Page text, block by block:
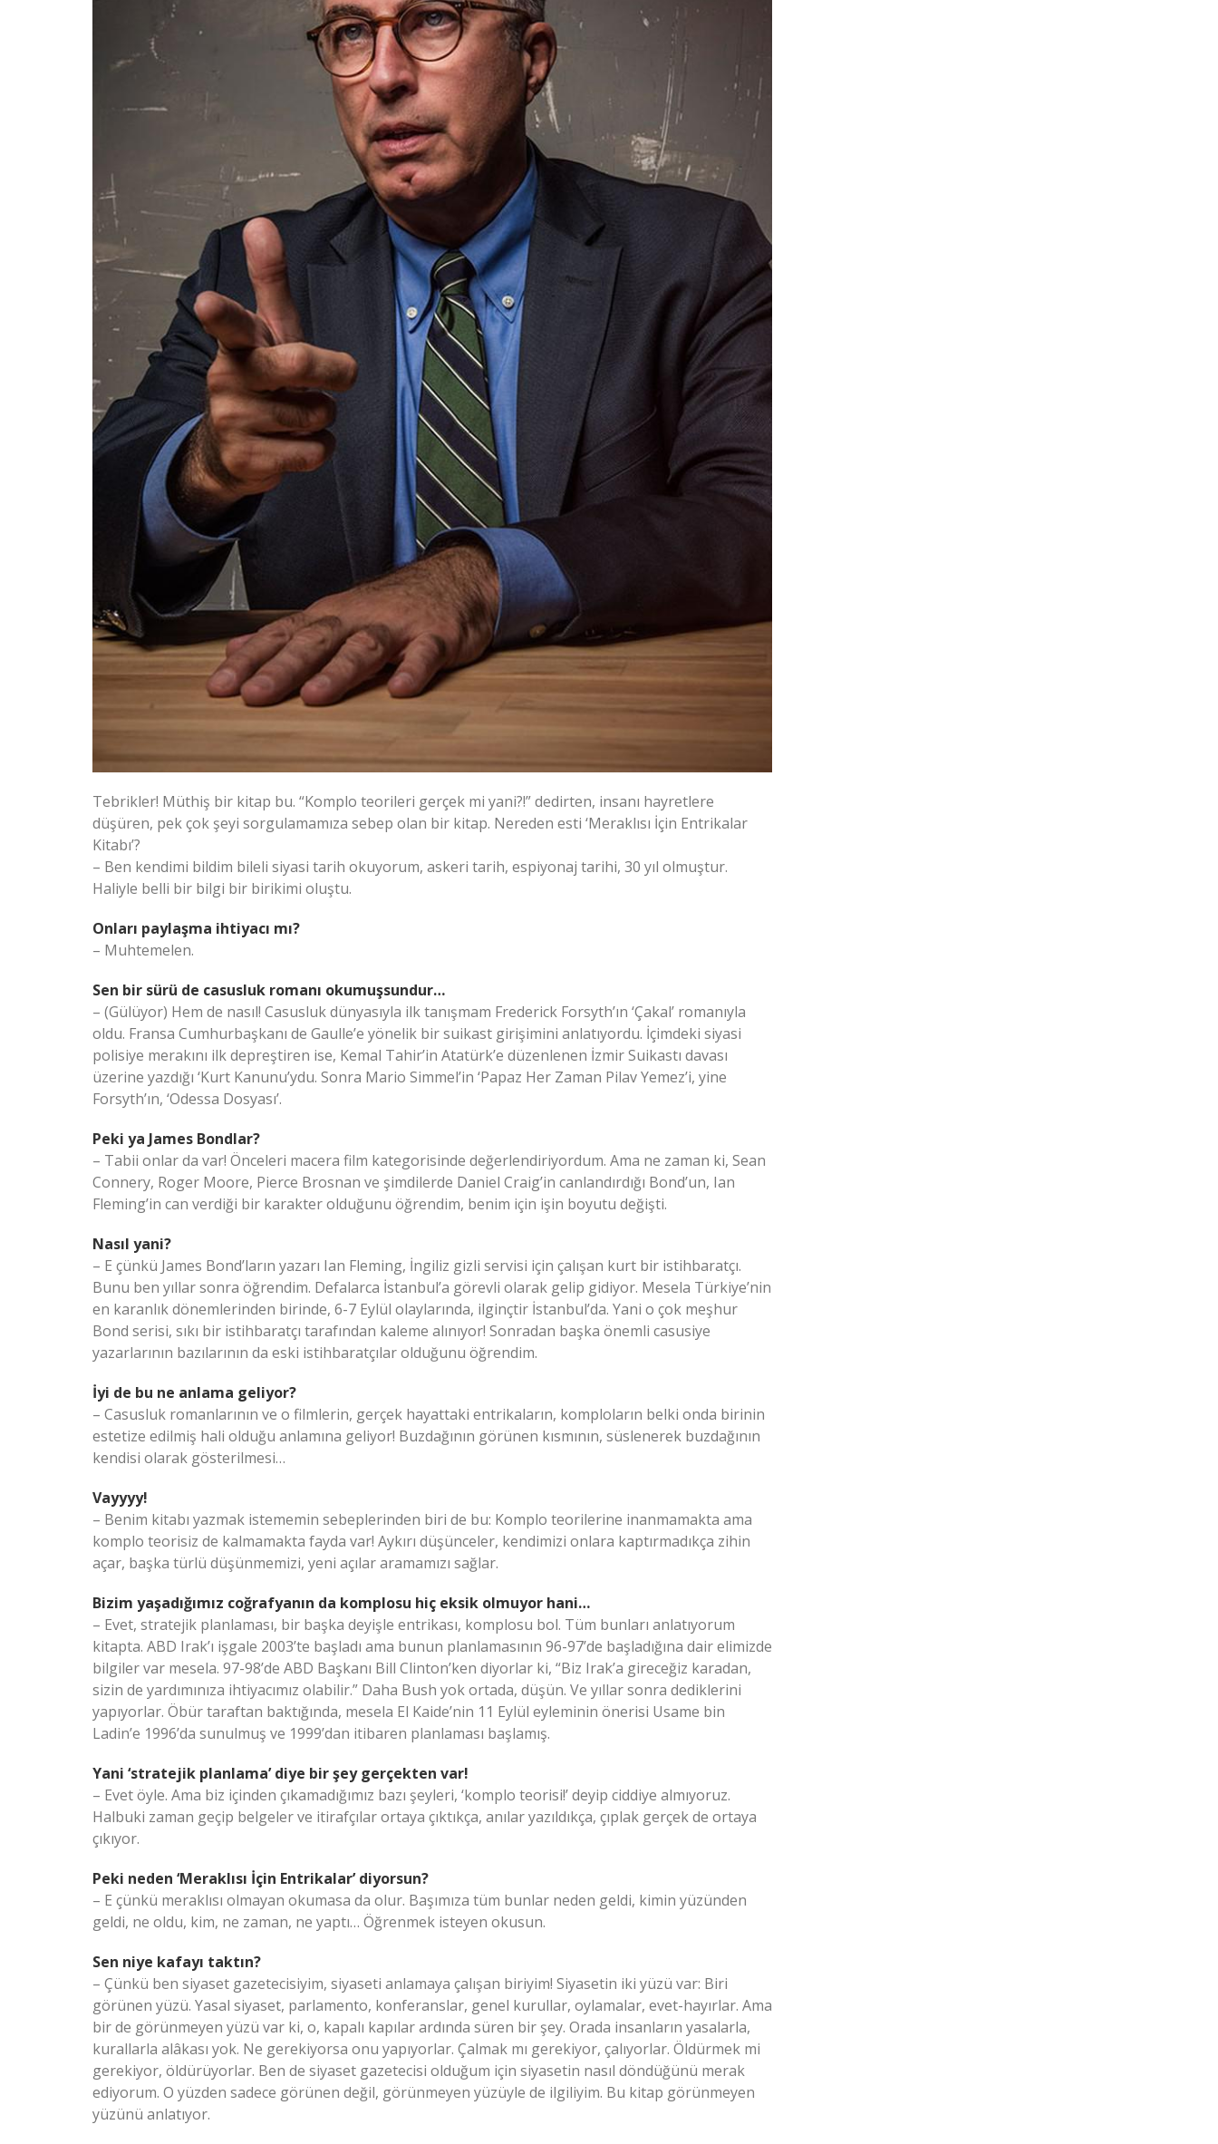
Tebrikler! Müthiş bir kitap bu. “Komplo teorileri gerçek mi yani?!” dedirten, insanı hayretlere
düşüren, pek çok şeyi sorgulamamıza sebep olan bir kitap. Nereden esti ‘Meraklısı İçin Entrikalar
Kitabı’?
– Ben kendimi bildim bileli siyasi tarih okuyorum, askeri tarih, espiyonaj tarihi, 30 yıl olmuştur.
Haliyle belli bir bilgi bir birikimi oluştu.
Onları paylaşma ihtiyacı mı?
– Muhtemelen.
Sen bir sürü de casusluk romanı okumuşsundur…
– (Gülüyor) Hem de nasıl! Casusluk dünyasıyla ilk tanışmam Frederick Forsyth’ın ‘Çakal’ romanıyla
oldu. Fransa Cumhurbaşkanı de Gaulle’e yönelik bir suikast girişimini anlatıyordu. İçimdeki siyasi
polisiye merakını ilk depreştiren ise, Kemal Tahir’in Atatürk’e düzenlenen İzmir Suikastı davası
üzerine yazdığı ‘Kurt Kanunu’ydu. Sonra Mario Simmel’in ‘Papaz Her Zaman Pilav Yemez’i, yine
Forsyth’ın, ‘Odessa Dosyası’.
Peki ya James Bondlar?
– Tabii onlar da var! Önceleri macera film kategorisinde değerlendiriyordum. Ama ne zaman ki, Sean
Connery, Roger Moore, Pierce Brosnan ve şimdilerde Daniel Craig’in canlandırdığı Bond’un, Ian
Fleming’in can verdiği bir karakter olduğunu öğrendim, benim için işin boyutu değişti.
Nasıl yani?
– E çünkü James Bond’ların yazarı Ian Fleming, İngiliz gizli servisi için çalışan kurt bir istihbaratçı.
Bunu ben yıllar sonra öğrendim. Defalarca İstanbul’a görevli olarak gelip gidiyor. Mesela Türkiye’nin
en karanlık dönemlerinden birinde, 6-7 Eylül olaylarında, ilginçtir İstanbul’da. Yani o çok meşhur
Bond serisi, sıkı bir istihbaratçı tarafından kaleme alınıyor! Sonradan başka önemli casusiye
yazarlarının bazılarının da eski istihbaratçılar olduğunu öğrendim.
İyi de bu ne anlama geliyor?
– Casusluk romanlarının ve o filmlerin, gerçek hayattaki entrikaların, komploların belki onda birinin
estetize edilmiş hali olduğu anlamına geliyor! Buzdağının görünen kısmının, süslenerek buzdağının
kendisi olarak gösterilmesi…
Vayyyy!
– Benim kitabı yazmak istememin sebeplerinden biri de bu: Komplo teorilerine inanmamakta ama
komplo teorisiz de kalmamakta fayda var! Aykırı düşünceler, kendimizi onlara kaptırmadıkça zihin
açar, başka türlü düşünmemizi, yeni açılar aramamızı sağlar.
Bizim yaşadığımız coğrafyanın da komplosu hiç eksik olmuyor hani…
– Evet, stratejik planlaması, bir başka deyişle entrikası, komplosu bol. Tüm bunları anlatıyorum
kitapta. ABD Irak’ı işgale 2003’te başladı ama bunun planlamasının 96-97’de başladığına dair elimizde
bilgiler var mesela. 97-98’de ABD Başkanı Bill Clinton’ken diyorlar ki, “Biz Irak’a gireceğiz karadan,
sizin de yardımınıza ihtiyacımız olabilir.” Daha Bush yok ortada, düşün. Ve yıllar sonra dediklerini
yapıyorlar. Öbür taraftan baktığında, mesela El Kaide’nin 11 Eylül eyleminin önerisi Usame bin
Ladin’e 1996’da sunulmuş ve 1999’dan itibaren planlaması başlamış.
Yani ‘stratejik planlama’ diye bir şey gerçekten var!
– Evet öyle. Ama biz içinden çıkamadığımız bazı şeyleri, ‘komplo teorisi!’ deyip ciddiye almıyoruz.
Halbuki zaman geçip belgeler ve itirafçılar ortaya çıktıkça, anılar yazıldıkça, çıplak gerçek de ortaya
çıkıyor.
Peki neden ‘Meraklısı İçin Entrikalar’ diyorsun?
– E çünkü meraklısı olmayan okumasa da olur. Başımıza tüm bunlar neden geldi, kimin yüzünden
geldi, ne oldu, kim, ne zaman, ne yaptı… Öğrenmek isteyen okusun.
Sen niye kafayı taktın?
– Çünkü ben siyaset gazetecisiyim, siyaseti anlamaya çalışan biriyim! Siyasetin iki yüzü var: Biri
görünen yüzü. Yasal siyaset, parlamento, konferanslar, genel kurullar, oylamalar, evet-hayırlar. Ama
bir de görünmeyen yüzü var ki, o, kapalı kapılar ardında süren bir şey. Orada insanların yasalarla,
kurallarla alâkası yok. Ne gerekiyorsa onu yapıyorlar. Çalmak mı gerekiyor, çalıyorlar. Öldürmek mi
gerekiyor, öldürüyorlar. Ben de siyaset gazetecisi olduğum için siyasetin nasıl döndüğünü merak
ediyorum. O yüzden sadece görünen değil, görünmeyen yüzüyle de ilgiliyim. Bu kitap görünmeyen
yüzünü anlatıyor.